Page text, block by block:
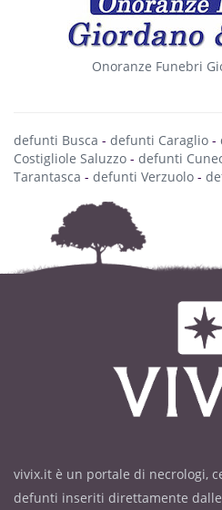
Onoranze Funebri
defunti Busca - defunti Caraglio -
Costigliole Saluzzo - defunti
Tarantasca - defunti Verzuolo -
vivix.it è un portale di necrologi,
defunti inseriti direttamente